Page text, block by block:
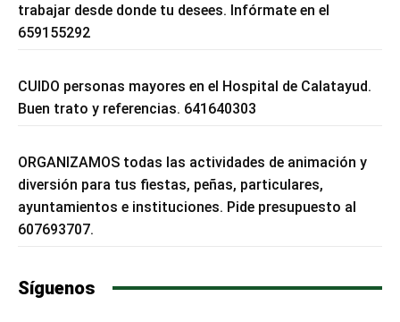
trabajar desde donde tu desees. Infórmate en el
659155292
CUIDO personas mayores en el Hospital de Calatayud.
Buen trato y referencias. 641640303
ORGANIZAMOS todas las actividades de animación y
diversión para tus fiestas, peñas, particulares,
ayuntamientos e instituciones. Pide presupuesto al
607693707.
Síguenos